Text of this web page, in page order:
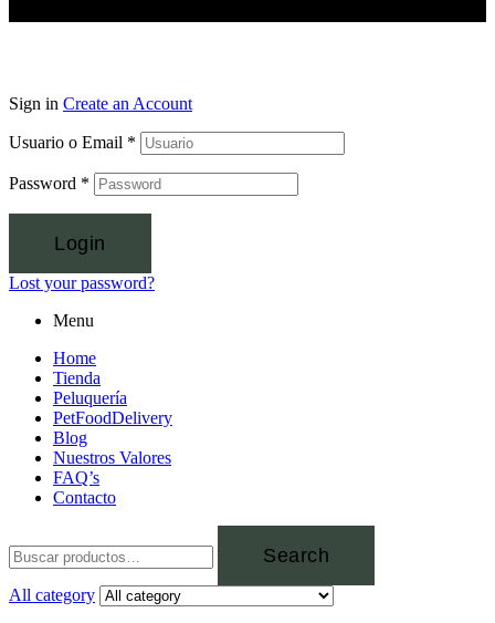
Sign in Create an Account
Usuario o Email *
Password *
Login
Lost your password?
Menu
Home
Tienda
Peluquería
PetFoodDelivery
Blog
Nuestros Valores
FAQ’s
Contacto
Search
All category